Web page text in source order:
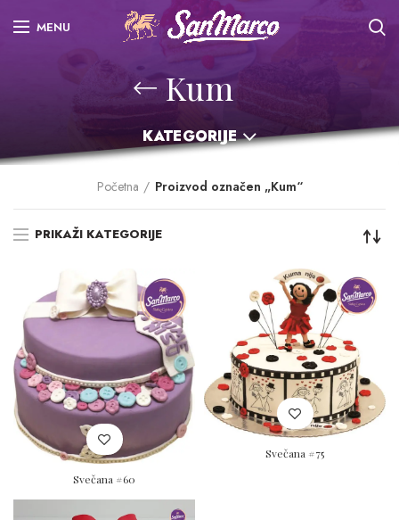
MENU
Kum
KATEGORIJE
Početna Proizvod označen „Kum“
PRIKAŽI KATEGORIJE
Svečana #60
Svečana #75